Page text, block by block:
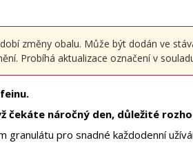
změny obalu. Může být dodán ve
Probíhá aktualizace označení v
čekáte náročný den, důležité
pro snadné každodenní